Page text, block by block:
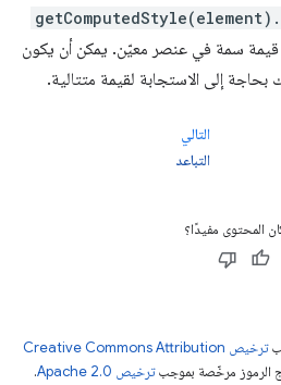
سمة في عنصر معيّن. يمكن أن يكون
بحاجة إلى الاستجابة لقيمة متتالية.
التالي
التباعد
المحتوى مفيدًا؟
ترخيص Creative Commons Attribution
الرموز مرخّصة بموجبترخيص Apache 2.0‏
.